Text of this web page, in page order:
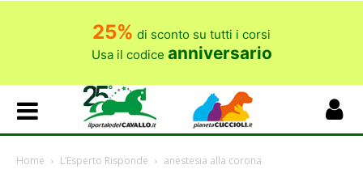
25% di sconto su tutti i corsi
Usa il codice anniversario
Home L’Esperto Risponde anestesia alla corona